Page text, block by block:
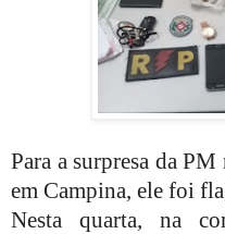
Para a surpresa da
em Campina, ele foi
Nesta quarta, na